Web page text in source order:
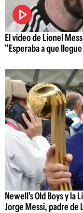
El video de Lionel
"Esperaba a que
Newell's Old Boys y la
Jorge Messi, padre de